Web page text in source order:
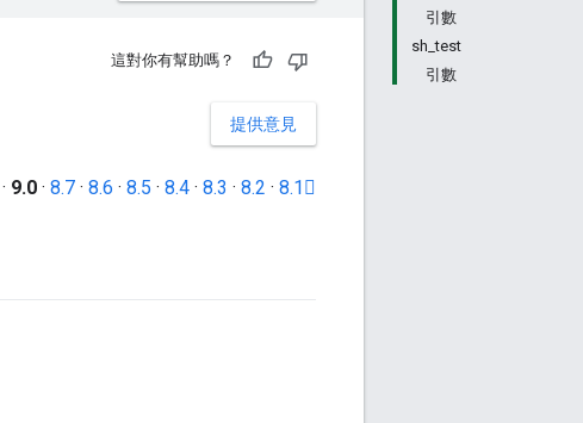
引數
sh_test
引數
這對你有幫助嗎？
提供意見
· 9.0 · 8.7 · 8.6 · 8.5 · 8.4 · 8.3 · 8.2 · 8.1